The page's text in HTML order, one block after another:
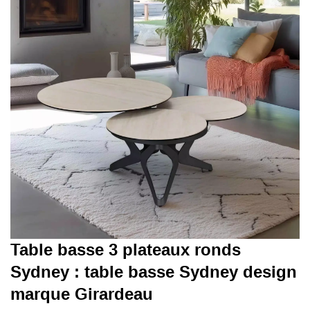
Table basse 3 plateaux ronds
Sydney : table basse Sydney design
marque Girardeau